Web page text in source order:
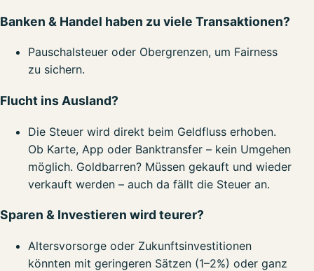
Banken & Handel haben zu viele Transaktionen?
Pauschalsteuer oder Obergrenzen, um Fairness
zu sichern.
Flucht ins Ausland?
Die Steuer wird direkt beim Geldfluss erhoben.
Ob Karte, App oder Banktransfer – kein Umgehen
möglich. Goldbarren? Müssen gekauft und wieder
verkauft werden – auch da fällt die Steuer an.
Sparen & Investieren wird teurer?
Altersvorsorge oder Zukunftsinvestitionen
könnten mit geringeren Sätzen (1–2%) oder ganz